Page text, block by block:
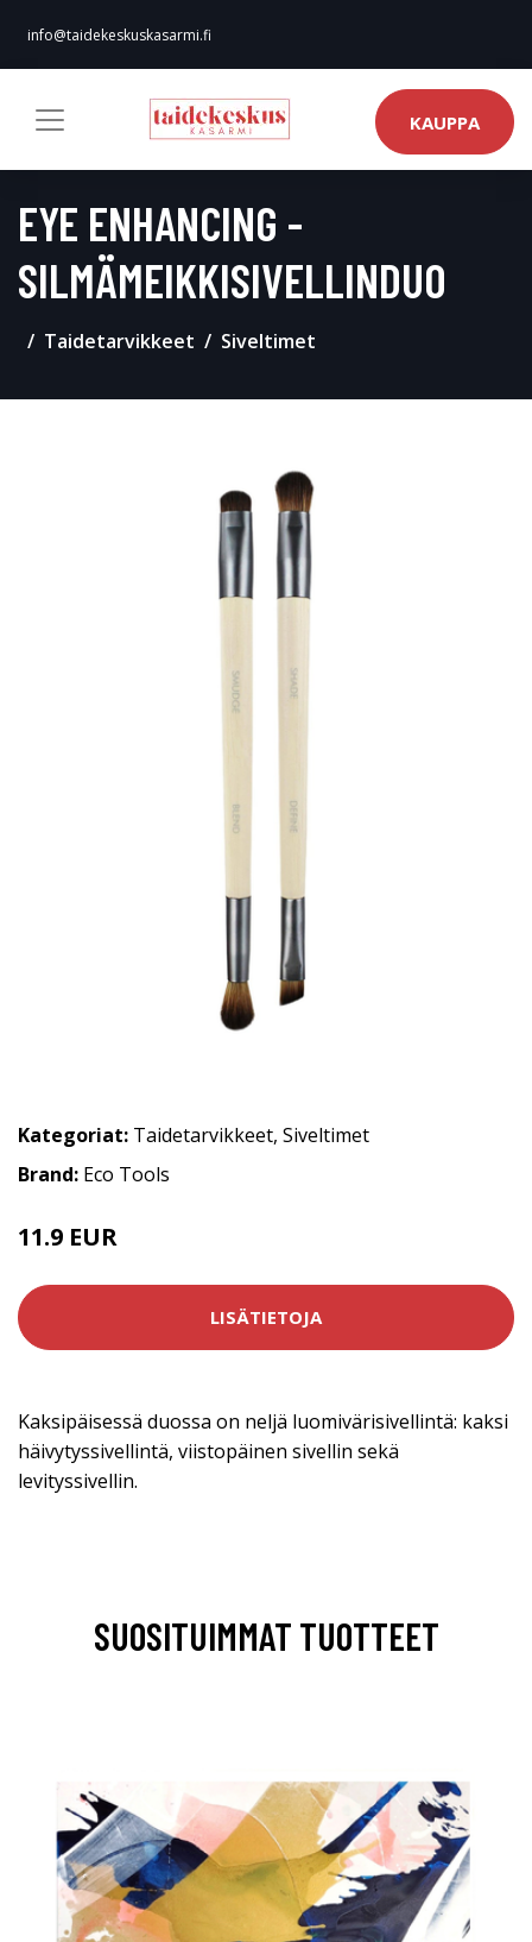
info@taidekeskuskasarmi.fi
KAUPPA
EYE ENHANCING -
SILMÄMEIKKISIVELLINDUO
Taidetarvikkeet Siveltimet
Kategoriat: Taidetarvikkeet, Siveltimet
Brand: Eco Tools
11.9 EUR
LISÄTIETOJA
Kaksipäisessä duossa on neljä luomivärisivellintä: kaksi
häivytyssivellintä, viistopäinen sivellin sekä
levityssivellin.
SUOSITUIMMAT TUOTTEET